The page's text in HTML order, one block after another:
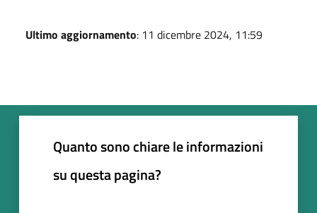
Ultimo aggiornamento: 11 dicembre 2024, 11:59
Quanto sono chiare le informazioni
su questa pagina?